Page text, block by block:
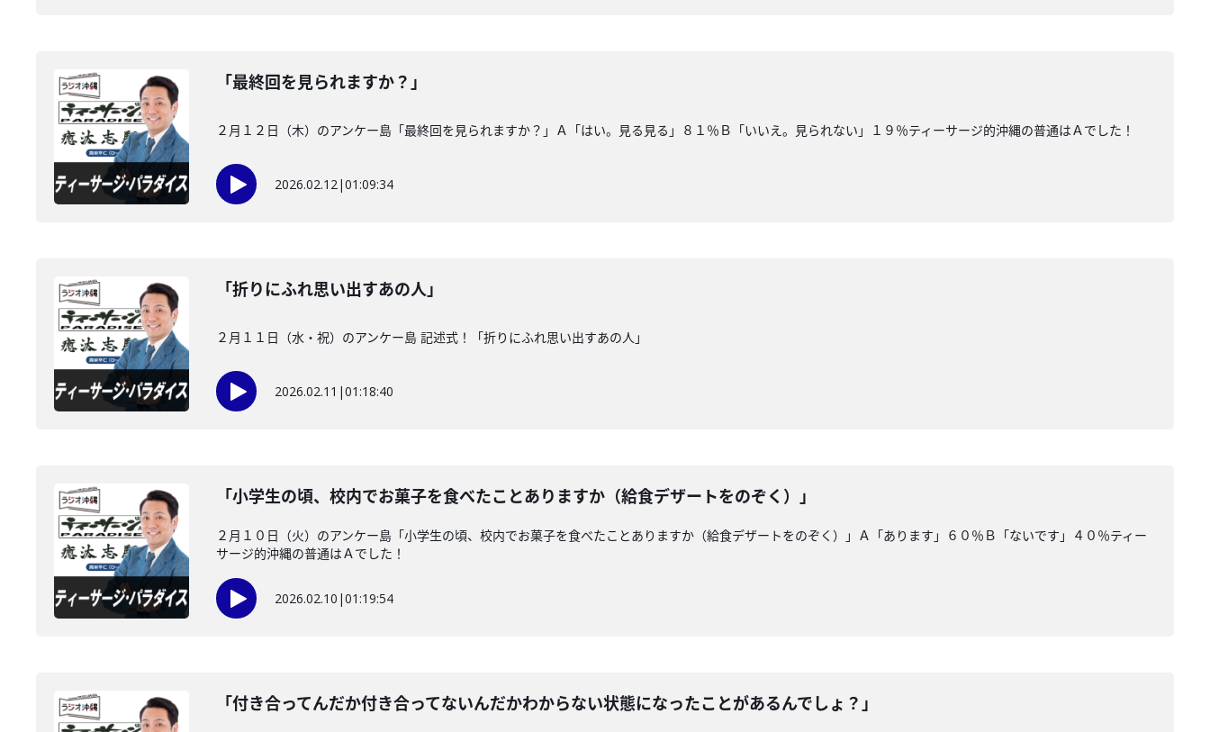
「最終回を見られますか？」
２月１２日（木）のアンケー島「最終回を見られますか？」Ａ「はい。見る見る」８１％Ｂ「いいえ。見られない」１９％ティーサージ的沖縄の普通はＡでした！
2026.02.12|01:09:34
「折りにふれ思い出すあの人」
２月１１日（水・祝）のアンケー島 記述式！「折りにふれ思い出すあの人」
2026.02.11 |01:18:40
「小学生の頃、校内でお菓子を食べたことありますか（給食デザートをのぞく）」
２月１０日（火）のアンケー島「小学生の頃、校内でお菓子を食べたことありますか（給食デザートをのぞく）」Ａ「あります」６０％Ｂ「ないです」４０％ティー
サージ的沖縄の普通はＡでした！
2026.02.10 |01:19:54
「付き合ってんだか付き合ってないんだかわからない状態になったことがあるんでしょ？」